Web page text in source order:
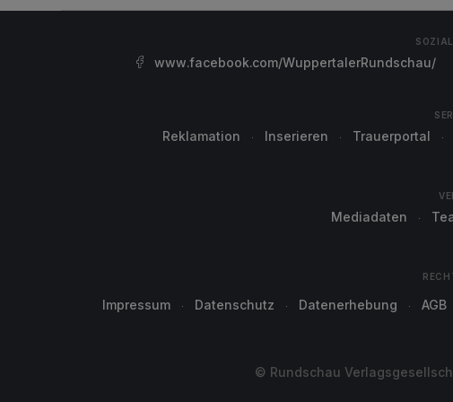
www.facebook.com/WuppertalerRundschau/
Reklamation Inserieren Trauerportal
Mediadaten
Impressum Datenschutz Datenerhebung AGB
© Rundschau